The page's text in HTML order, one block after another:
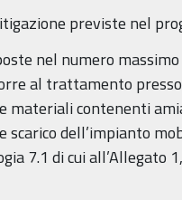
previste nel
nel numero massimo
al trattamento
materiali contenenti
dell’impianto
7.1 di cui all’Allegato